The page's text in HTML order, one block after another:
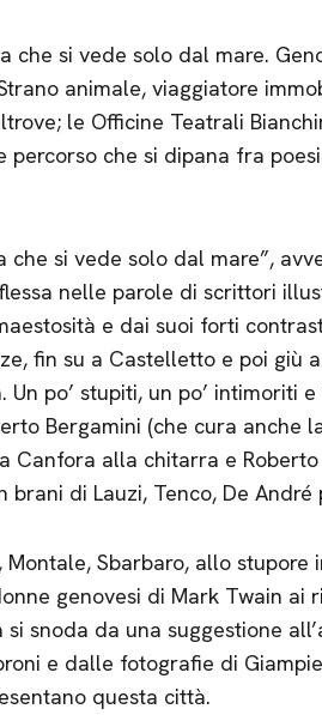
che si vede solo dal mare.
animale, viaggiatore
le Officine Teatrali
percorso che si dipana fra
che si vede solo dal mare”,
nelle parole di scrittori
e dai suoi forti
fin su a Castelletto e poi giù
po’ stupiti, un po’ intimoriti
Bergamini (che cura anche
Canfora alla chitarra e
di Lauzi, Tenco, De André
Montale, Sbarbaro, allo
genovesi di Mark Twain ai
snoda da una suggestione
e dalle fotografie di
questa città.